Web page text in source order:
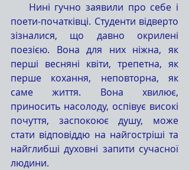
поети-початківці. Студенти відверто
зізналися, що давно окрилені
поезією. Вона для них ніжна, як
перші весняні квіти, трепетна, як
перше кохання, неповторна, як
саме життя. Вона хвилює,
приносить насолоду, оспівує високі
почуття, заспокоює душу, може
стати відповіддю на найгостріші та
найглибші духовні запити сучасної
людини.